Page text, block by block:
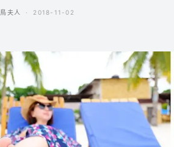
鳥夫人 2018-11-02